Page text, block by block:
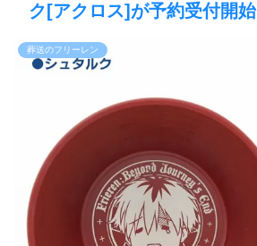
ク[アクロス]が予約受付開始
葬送のフリーレン